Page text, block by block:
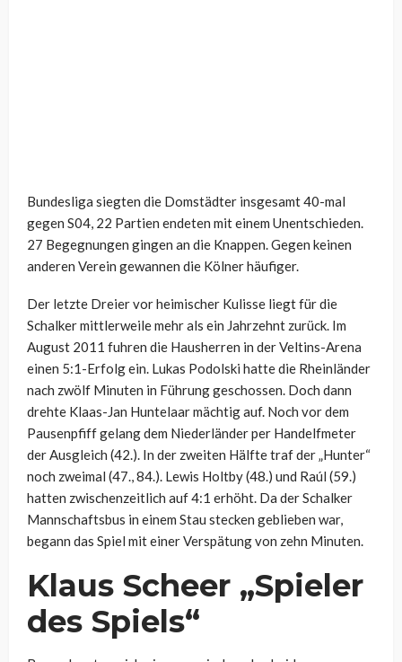
Bundesliga siegten die Domstädter insgesamt 40-mal
gegen S04, 22 Partien endeten mit einem Unentschieden.
27 Begegnungen gingen an die Knappen. Gegen keinen
anderen Verein gewannen die Kölner häufiger.
Der letzte Dreier vor heimischer Kulisse liegt für die
Schalker mittlerweile mehr als ein Jahrzehnt zurück. Im
August 2011 fuhren die Hausherren in der Veltins-Arena
einen 5:1-Erfolg ein. Lukas Podolski hatte die Rheinländer
nach zwölf Minuten in Führung geschossen. Doch dann
drehte Klaas-Jan Huntelaar mächtig auf. Noch vor dem
Pausenpfiff gelang dem Niederländer per Handelfmeter
der Ausgleich (42.). In der zweiten Hälfte traf der „Hunter“
noch zweimal (47., 84.). Lewis Holtby (48.) und Raúl (59.)
hatten zwischenzeitlich auf 4:1 erhöht. Da der Schalker
Mannschaftsbus in einem Stau stecken geblieben war,
begann das Spiel mit einer Verspätung von zehn Minuten.
Klaus Scheer „Spieler
des Spiels“